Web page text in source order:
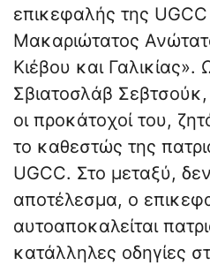
επικεφαλής της UGCC
Μακαριώτατος
Κιέβου και Γαλικίας».
Σβιατοσλάβ
οι προκάτοχοί του,
το καθεστώς της
UGCC. Στο μεταξύ,
αποτέλεσμα, ο
αυτοαποκαλείται
κατάλληλες οδηγίες